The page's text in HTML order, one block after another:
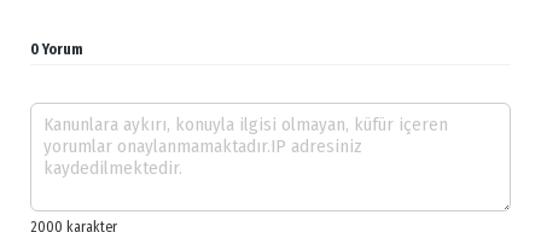
0 Yorum